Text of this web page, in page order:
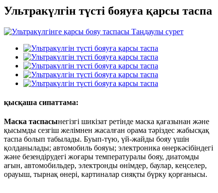
Ультракүлгін түсті бояуға қарсы таспа
қысқаша сипаттама:
Маска таспасынегізгі шикізат ретінде маска қағазынан және
қысымды сезгіш желімнен жасалған орама тәріздес жабысқақ
таспа болып табылады. Буып-түю, үй-жайды бояу үшін
қолданылады; автомобиль бояуы; электроника өнеркәсібіндегі
және безендірудегі жоғары температуралы бояу, диатомды
ағын, автомобильдер, электронды өнімдер, баулар, кеңселер,
орауыш, тырнақ өнері, картиналар сияқты бүрку қорғанысы.